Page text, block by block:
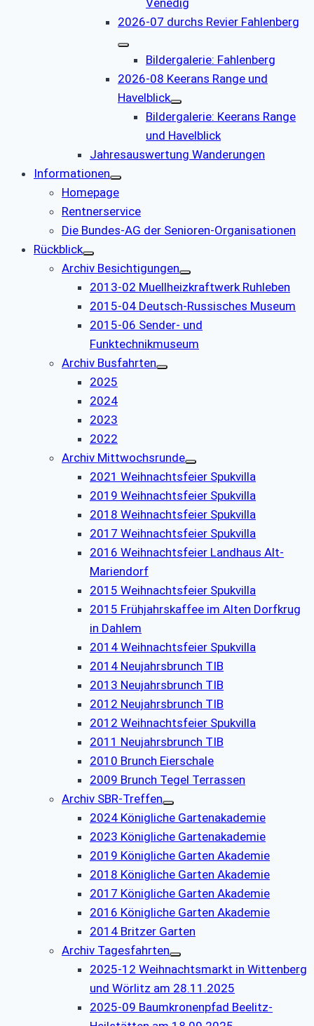
2026-07 durchs Revier Fahlenberg
Bildergalerie: Fahlenberg
2026-08 Keerans Range und
Havelblick
Bildergalerie: Keerans Range
und Havelblick
Jahresauswertung Wanderungen
Informationen
Homepage
Rentnerservice
Die Bundes-AG der Senioren-Organisationen
Rückblick
Archiv Besichtigungen
2013-02 Muellheizkraftwerk Ruhleben
2015-04 Deutsch-Russisches Museum
2015-06 Sender- und
Funktechnikmuseum
Archiv Busfahrten
2025
2024
2023
2022
Archiv Mittwochsrunde
2021 Weihnachtsfeier Spukvilla
2019 Weihnachtsfeier Spukvilla
2018 Weihnachtsfeier Spukvilla
2017 Weihnachtsfeier Spukvilla
2016 Weihnachtsfeier Landhaus Alt-
Mariendorf
2015 Weihnachtsfeier Spukvilla
2015 Frühjahrskaffee im Alten Dorfkrug
in Dahlem
2014 Weihnachtsfeier Spukvilla
2014 Neujahrsbrunch TIB
2013 Neujahrsbrunch TIB
2012 Neujahrsbrunch TIB
2012 Weihnachtsfeier Spukvilla
2011 Neujahrsbrunch TIB
2010 Brunch Eierschale
2009 Brunch Tegel Terrassen
Archiv SBR-Treffen
2024 Königliche Gartenakademie
2023 Königliche Gartenakademie
2019 Königliche Garten Akademie
2018 Königliche Garten Akademie
2017 Königliche Garten Akademie
2016 Königliche Garten Akademie
2014 Britzer Garten
Archiv Tagesfahrten
2025-12 Weihnachtsmarkt in Wittenberg
und Wörlitz am 28.11.2025
2025-09 Baumkronenpfad Beelitz-